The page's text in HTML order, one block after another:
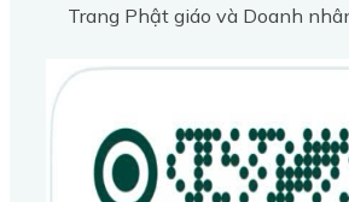
Trang Phật giáo và Doanh